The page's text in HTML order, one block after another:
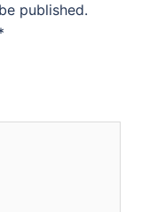
published.